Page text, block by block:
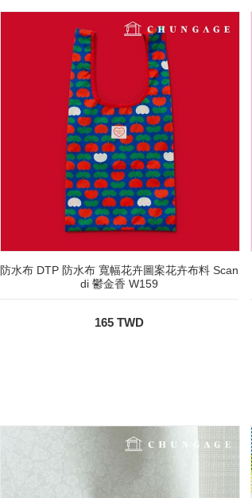
防水布 DTP 防水布 寬幅花卉圖案花卉布料 Scan
di 鬱金香 W159
165 TWD